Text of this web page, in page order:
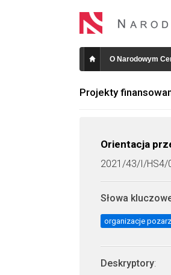
O Narodowym
Projekty
Orientacja
2021/43/I/HS4/
Słowa
organizacje
Deskryptory: